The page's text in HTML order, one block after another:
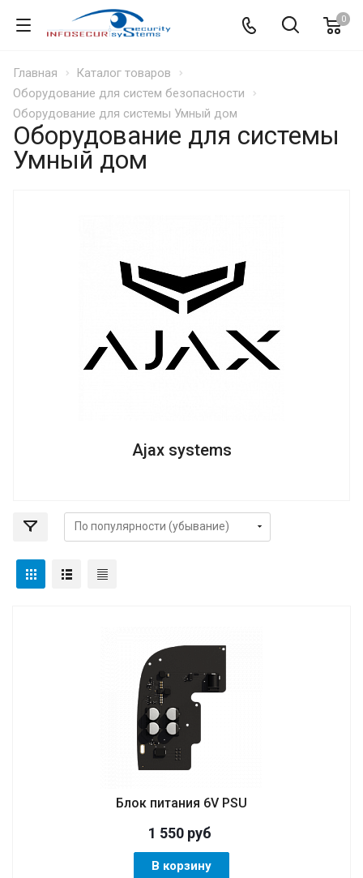
0
Главная
Каталог товаров
Оборудование для систем безопасности
Оборудование для системы Умный дом
Оборудование для системы
Умный дом
Аjax systems
Блок питания 6V PSU
1 550руб
В корзину